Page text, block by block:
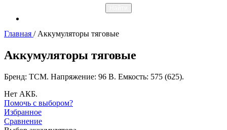
Главная / Аккумуляторы тяговые
Аккумуляторы тяговые
Бренд: TCM. Напряжение: 96 В. Емкость: 575 (625).
Нет АКБ.
Помочь с выбором?
Избранное
Сравнение